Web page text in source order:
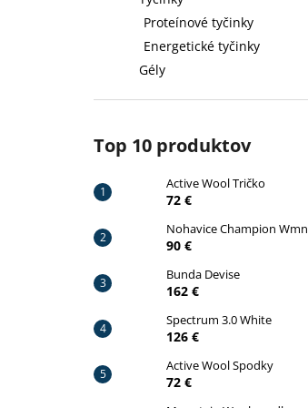
Proteínové tyčinky
Energetické tyčinky
Gély
Top 10 produktov
Active Wool Tričko
72 €
Nohavice Champion Wmn
90 €
Bunda Devise
162 €
Spectrum 3.0 White
126 €
Active Wool Spodky
72 €
ACTIVE WOOL TRIČKO
Pôvodne:79 €